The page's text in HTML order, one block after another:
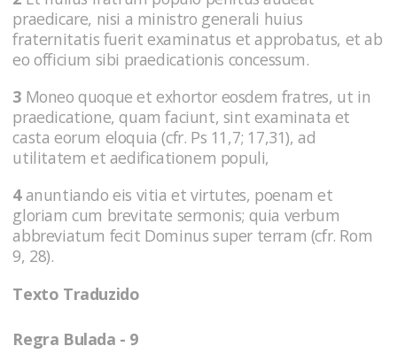
praedicare, nisi a ministro generali huius
fraternitatis fuerit examinatus et approbatus, et ab
eo officium sibi praedicationis concessum.
3 Moneo quoque et exhortor eosdem fratres, ut in
praedicatione, quam faciunt, sint examinata et
casta eorum eloquia (cfr. Ps 11,7; 17,31), ad
utilitatem et aedificationem populi,
4anuntiando eis vitia et virtutes, poenam et
gloriam cum brevitate sermonis; quia verbum
abbreviatum fecit Dominus super terram (cfr. Rom
9, 28).
Texto Traduzido
Regra Bulada - 9